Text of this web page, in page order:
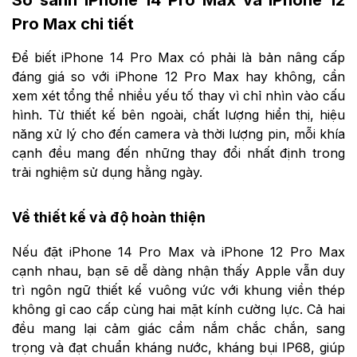
Pro Max chi tiết
Để biết iPhone 14 Pro Max có phải là bản nâng cấp
đáng giá so với iPhone 12 Pro Max hay không, cần
xem xét tổng thể nhiều yếu tố thay vì chỉ nhìn vào cấu
hình. Từ thiết kế bên ngoài, chất lượng hiển thị, hiệu
năng xử lý cho đến camera và thời lượng pin, mỗi khía
cạnh đều mang đến những thay đổi nhất định trong
trải nghiệm sử dụng hằng ngày.
Về thiết kế và độ hoàn thiện
Nếu đặt iPhone 14 Pro Max và iPhone 12 Pro Max
cạnh nhau, bạn sẽ dễ dàng nhận thấy Apple vẫn duy
trì ngôn ngữ thiết kế vuông vức với khung viền thép
không gỉ cao cấp cùng hai mặt kính cường lực. Cả hai
đều mang lại cảm giác cầm nắm chắc chắn, sang
trọng và đạt chuẩn kháng nước, kháng bụi IP68, giúp